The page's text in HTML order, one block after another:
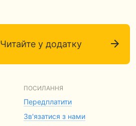
Читайте у додатку
ПОСИЛАННЯ
Передплатити
Зв'язатися з нами